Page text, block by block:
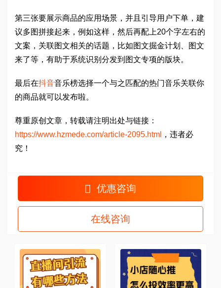
第三张要展示商品的应用场景，并且引导用户下单，建
议多图拼接起来，例如这样，然后再配上20个字左右的
文案，关联图文相关的话题，比如图文掘金计划、图文
来了等，有助于系统识别分发到图文专项的版块。
最后在抖音音乐榜选择一个与之匹配的热门音乐关联你
的商品就可以发布啦。
尊重原创文章，转载请注明出处与链接：
https://www.hzmede.com/article-2095.html
，违者必
究！
优惠咨询
在线咨询